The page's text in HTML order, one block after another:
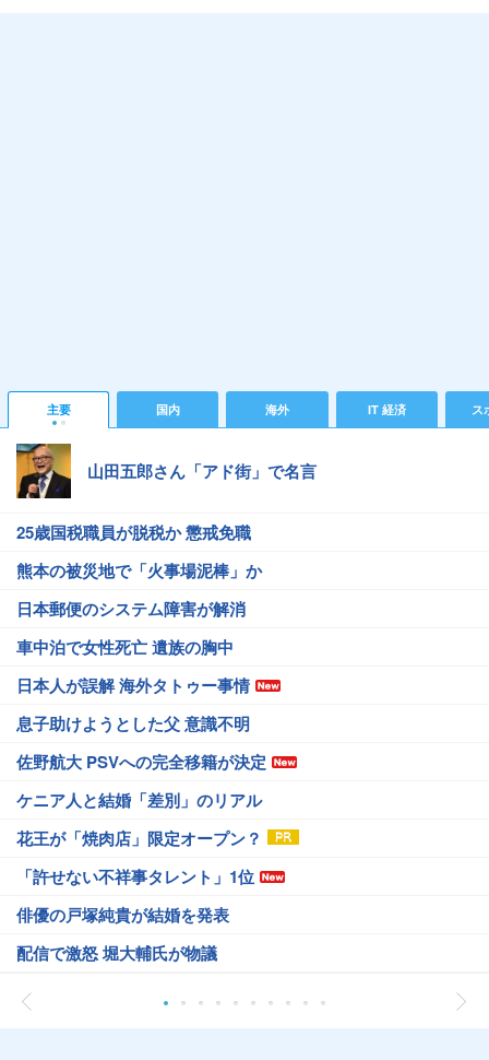
主要 国内 海外 IT 経済 ス
山田五郎さん「アド街」で名言
25歳国税職員が脱税か 懲戒免職
熊本の被災地で「火事場泥棒」か
日本郵便のシステム障害が解消
車中泊で女性死亡 遺族の胸中
日本人が誤解 海外タトゥー事情
息子助けようとした父 意識不明
佐野航大 PSVへの完全移籍が決定
ケニア人と結婚「差別」のリアル
花王が「焼肉店」限定オープン？
「許せない不祥事タレント」1位
俳優の戸塚純貴が結婚を発表
配信で激怒 堀大輔氏が物議